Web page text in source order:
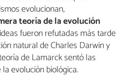
evolucionan,
teoría de la evolución
fueron refutadas más tarde
natural de Charles Darwin y
de Lamarck sentó las
evolución biológica.